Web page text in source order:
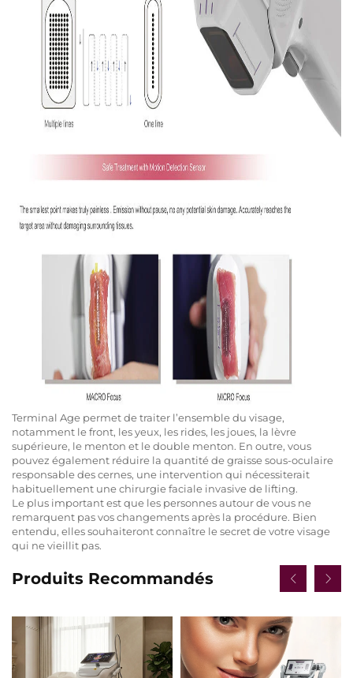
Terminal Age permet de traiter l’ensemble du visage,
notamment le front, les yeux, les rides, les joues, la lèvre
supérieure, le menton et le double menton. En outre, vous
pouvez également réduire la quantité de graisse sous-oculaire
responsable des cernes, une intervention qui nécessiterait
habituellement une chirurgie faciale invasive de lifting.
Le plus important est que les personnes autour de vous ne
remarquent pas vos changements après la procédure. Bien
entendu, elles souhaiteront connaître le secret de votre visage
qui ne vieillit pas.
Produits Recommandés